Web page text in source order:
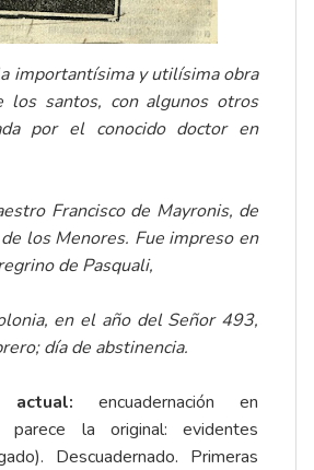
importantísima y utilísima obra
los santos, con algunos otros
por el conocido doctor en
Francisco de Mayronis, de
los Menores. Fue impreso en
de Pasquali,
en el año del Señor 493,
día de abstinencia.
actual: encuadernación en
parece la original: evidentes
Descuadernado. Primeras